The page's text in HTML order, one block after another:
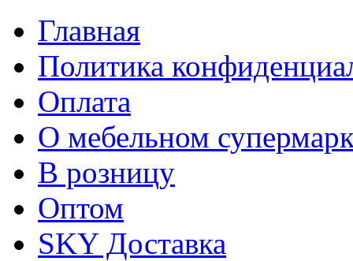
Главная
Политика
Оплата
О мебельном
В розницу
Оптом
SKY Доставка